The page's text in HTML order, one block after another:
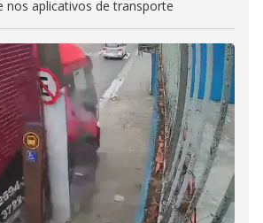
nos aplicativos de transporte